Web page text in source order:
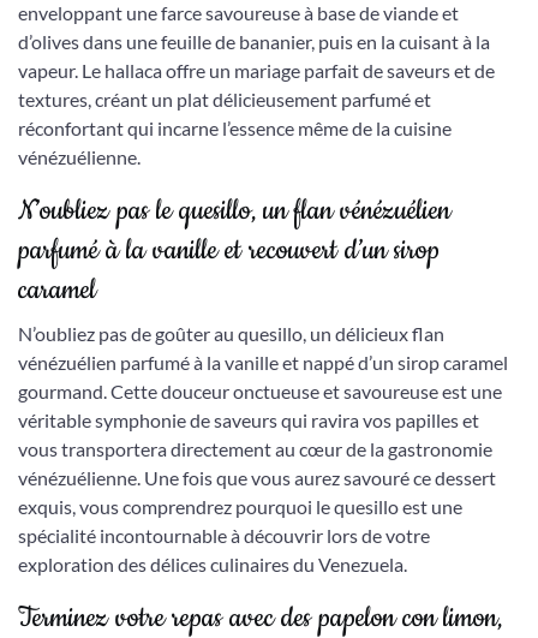
enveloppant une farce savoureuse à base de viande et
d’olives dans une feuille de bananier, puis en la cuisant à la
vapeur. Le hallaca offre un mariage parfait de saveurs et de
textures, créant un plat délicieusement parfumé et
réconfortant qui incarne l’essence même de la cuisine
vénézuélienne.
N’oubliez pas le quesillo, un flan vénézuélien
parfumé à la vanille et recouvert d’un sirop
caramel
N’oubliez pas de goûter au quesillo, un délicieux flan
vénézuélien parfumé à la vanille et nappé d’un sirop caramel
gourmand. Cette douceur onctueuse et savoureuse est une
véritable symphonie de saveurs qui ravira vos papilles et
vous transportera directement au cœur de la gastronomie
vénézuélienne. Une fois que vous aurez savouré ce dessert
exquis, vous comprendrez pourquoi le quesillo est une
spécialité incontournable à découvrir lors de votre
exploration des délices culinaires du Venezuela.
Terminez votre repas avec des papelon con limon,